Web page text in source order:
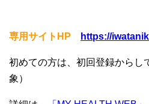
専用サイト HP https://
初めての方は、初回登録からし
象）